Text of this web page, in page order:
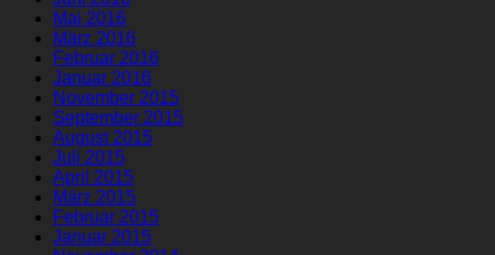
Mai 2016
März 2016
Februar 2016
Januar 2016
November 2015
September 2015
August 2015
Juli 2015
April 2015
März 2015
Februar 2015
Januar 2015